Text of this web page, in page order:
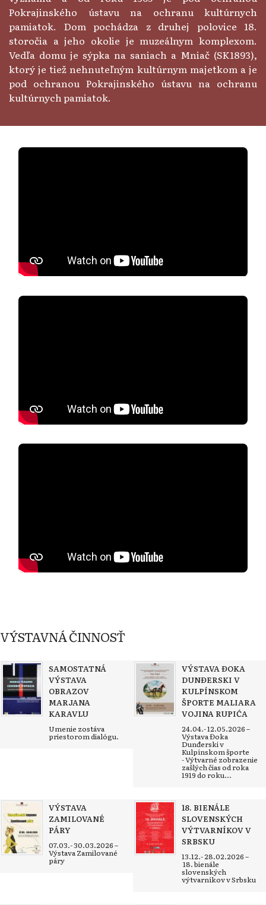
Pokrajinského ústavu na ochranu kultúrnych
pamiatok. Dom pochádza z druhej polovice 18.
storočia a jeho okolie je muzeálnym komplexom.
Vedľa domu je sýpka na saniach a Mniač (SK1893),
ktorý je tiež nehnuteľným kultúrnym majetkom a je
pod ochranou Pokrajinského ústavu na ochranu
kultúrnych pamiatok.
VÝSTAVNÁ ČINNOSŤ
SAMOSTATNÁ
VÝSTAVA
OBRAZOV
MARJANA
KARAVLU
Umenie zostáva
priestorom dialógu.
VÝSTAVA ĐOKA
DUNĐERSKI V
KULPÍNSKOM
ŠPORTE MALIARA
VOJINA RUPIĆA
24.04.- 12.05.2026 –
Výstava Đoka
Dunđerski v
Kulpínskom športe
- Výtvarné zobrazenie
zašlých čias od roka
1919 do roku...
VÝSTAVA
ZAMILOVANÉ
PÁRY
07.03.- 30.03.2026 –
Výstava Zamilované
páry
18. BIENÁLE
SLOVENSKÝCH
VÝTVARNÍKOV V
SRBSKU
13.12.- 28.02.2026 –
18. bienále
slovenských
výtvarníkov v Srbsku